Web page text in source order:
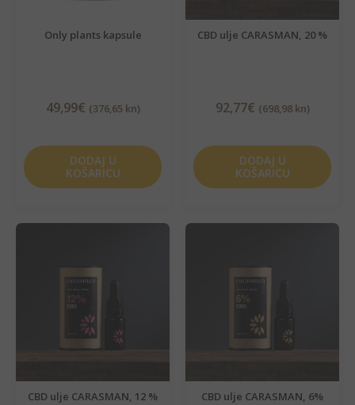
Only plants kapsule
49,99€ (376,65 kn)
DODAJ U
KOŠARICU
CBD ulje CARASMAN, 20 %
92,77€ (698,98 kn)
DODAJ U
KOŠARICU
CBD ulje CARASMAN, 12 % CBD ulje CARASMAN, 6%